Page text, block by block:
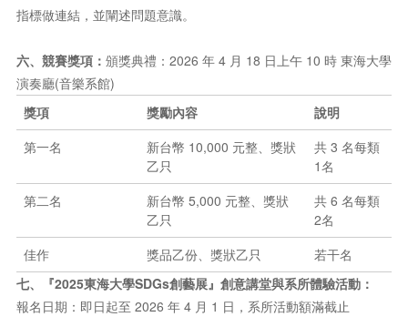
指標做連結，並闡述問題意識。
六、競賽獎項： 頒獎典禮：2026 年 4 月 18 日上午 10 時 東海大學
演奏廳(音樂系館)
獎項
獎勵內容
說明
第一名
新台幣 10,000 元整、獎狀
乙只
共 3 名每類
1名
第二名
新台幣 5,000 元整、獎狀
乙只
共 6 名每類
2名
佳作
獎品乙份、獎狀乙只
若干名
七、『2025東海大學SDGs創藝展』創意講堂與系所體驗活動：
報名日期：即日起至 2026 年 4 月 1 日，系所活動額滿截止